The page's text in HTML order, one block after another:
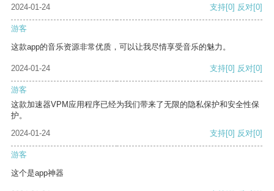
2024-01-24 支持[0] 反对[0]
游客
这款app的音乐资源非常优质，可以让我尽情享受音乐的魅力。
2024-01-24 支持[0] 反对[0]
游客
这款加速器VPM应用程序已经为我们带来了无限的隐私保护和安全性保
护。
2024-01-24
支持[0] 反对[0]
游客
这个是app神器